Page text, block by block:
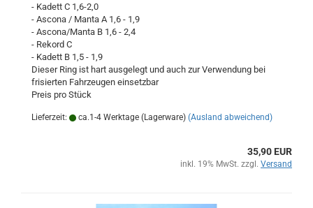
- Kadett C 1,6-2,0
- Ascona / Manta A 1,6 - 1,9
- Ascona/Manta B 1,6 - 2,4
- Rekord C
- Kadett B 1,5 - 1,9
Dieser Ring ist hart ausgelegt und auch zur Verwendung bei
frisierten Fahrzeugen einsetzbar
Preis pro Stück
Lieferzeit: ca.1-4 Werktage (Lagerware) (Ausland abweichend)
35,90 EUR
inkl. 19% MwSt. zzgl. Versand